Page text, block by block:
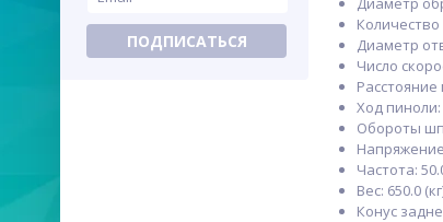
ПОДПИСАТЬСЯ
Диаметр
Число
Ход пиноли:
Обороты
Частота:
Вес: 650.0
Конус